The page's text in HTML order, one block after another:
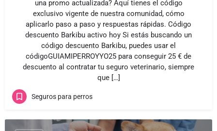
una promo actualizada? Aquí tienes el código
exclusivo vigente de nuestra comunidad, cómo
aplicarlo paso a paso y respuestas rápidas. Código
descuento Barkibu activo hoy Si estás buscando un
código descuento Barkibu, puedes usar el
códigoGUIAMIPERROYYO25 para conseguir 25 € de
descuento al contratar tu seguro veterinario, siempre
que […]
Seguros para perros